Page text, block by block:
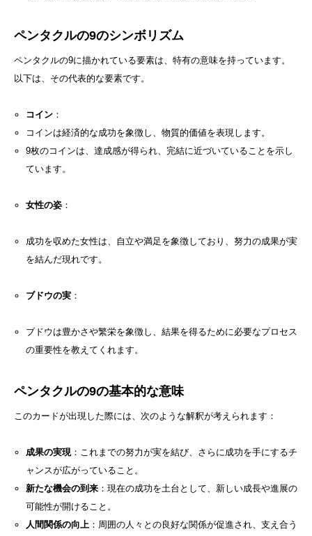
ペンタクルの9のシンボリズム
ペンタクルの9に描かれている要素は、特有の意味を持っています。
以下は、その代表的な要素です。
コイン：
コインは経済的な成功を象徴し、物質的価値を表現します。
9枚のコインは、達成感が得られ、完結に近づいていることを示し
ています。
女性の姿：
成功を収めた女性は、自立や満足を象徴しており、努力の成果が実
を結んだ現れです。
ブドウの実：
ブドウは豊かさや繁栄を象徴し、結果を得るために必要なプロセス
の重要性を教えてくれます。
ペンタクルの9の基本的な意味
このカードが出現した際には、次のような解釈が考えられます：
成果の実現：これまでの努力が実を結び、さらに成功を手にするチ
ャンスが広がっていること。
新たな機会の到来：現在の成功を土台として、新しい成長や進展の
可能性が開けること。
人間関係の向上 ：周囲の人々との良好な関係が促進され、支え合う